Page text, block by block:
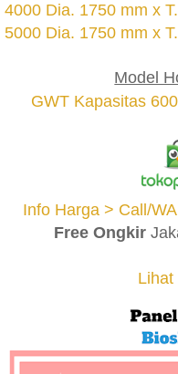
4000 Dia. 1750 mm x
5000 Dia. 1750 mm x
Model
GWT Kapasitas
Info Harga > Call/
Free Ongkir
Lihat